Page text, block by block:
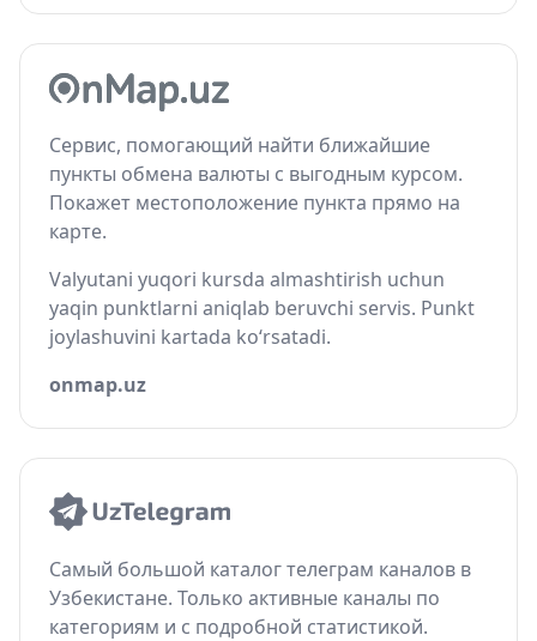
Сервис, помогающий найти ближайшие
пункты обмена валюты с выгодным курсом.
Покажет местоположение пункта прямо на
карте.
Valyutani yuqori kursda almashtirish uchun
yaqin punktlarni aniqlab beruvchi servis. Punkt
joylashuvini kartada ko‘rsatadi.
onmap.uz
Самый большой каталог телеграм каналов в
Узбекистане. Только активные каналы по
категориям и с подробной статистикой.